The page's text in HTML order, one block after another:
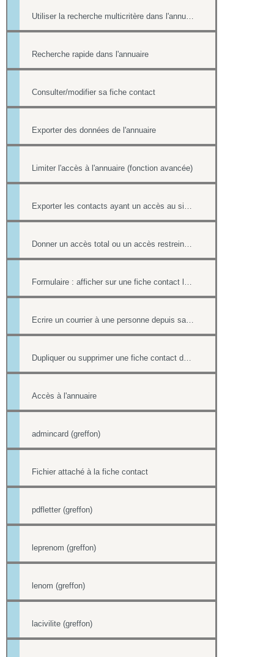
Utiliser la recherche multicritère dans l'annuaire
Recherche rapide dans l'annuaire
Consulter/modifier sa fiche contact
Exporter des données de l'annuaire
Limiter l'accès à l'annuaire (fonction avancée)
Exporter les contacts ayant un accès au site (fonction avancée)
Donner un accès total ou un accès restreint à l'annuaire
Formulaire : afficher sur une fiche contact le lien ou le contenu d'un formulaire
Ecrire un courrier à une personne depuis sa fiche contact
Dupliquer ou supprimer une fiche contact de l'annuaire
Accès à l'annuaire
admincard (greffon)
Fichier attaché à la fiche contact
pdfletter (greffon)
leprenom (greffon)
lenom (greffon)
lacivilite (greffon)